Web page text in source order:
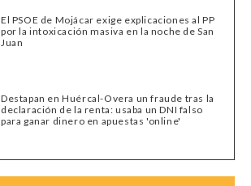
El PSOE de Mojácar exige explicaciones al PP
por la intoxicación masiva en la noche de San
Juan
Destapan en Huércal-Overa un fraude tras la
declaración de la renta: usaba un DNI falso
para ganar dinero en apuestas 'online'